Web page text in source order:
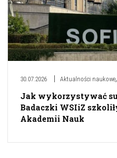
30.07.2026 Aktualności naukowe,
Jak wykorzystywać
Badaczki WSIiZ
Akademii Nauk